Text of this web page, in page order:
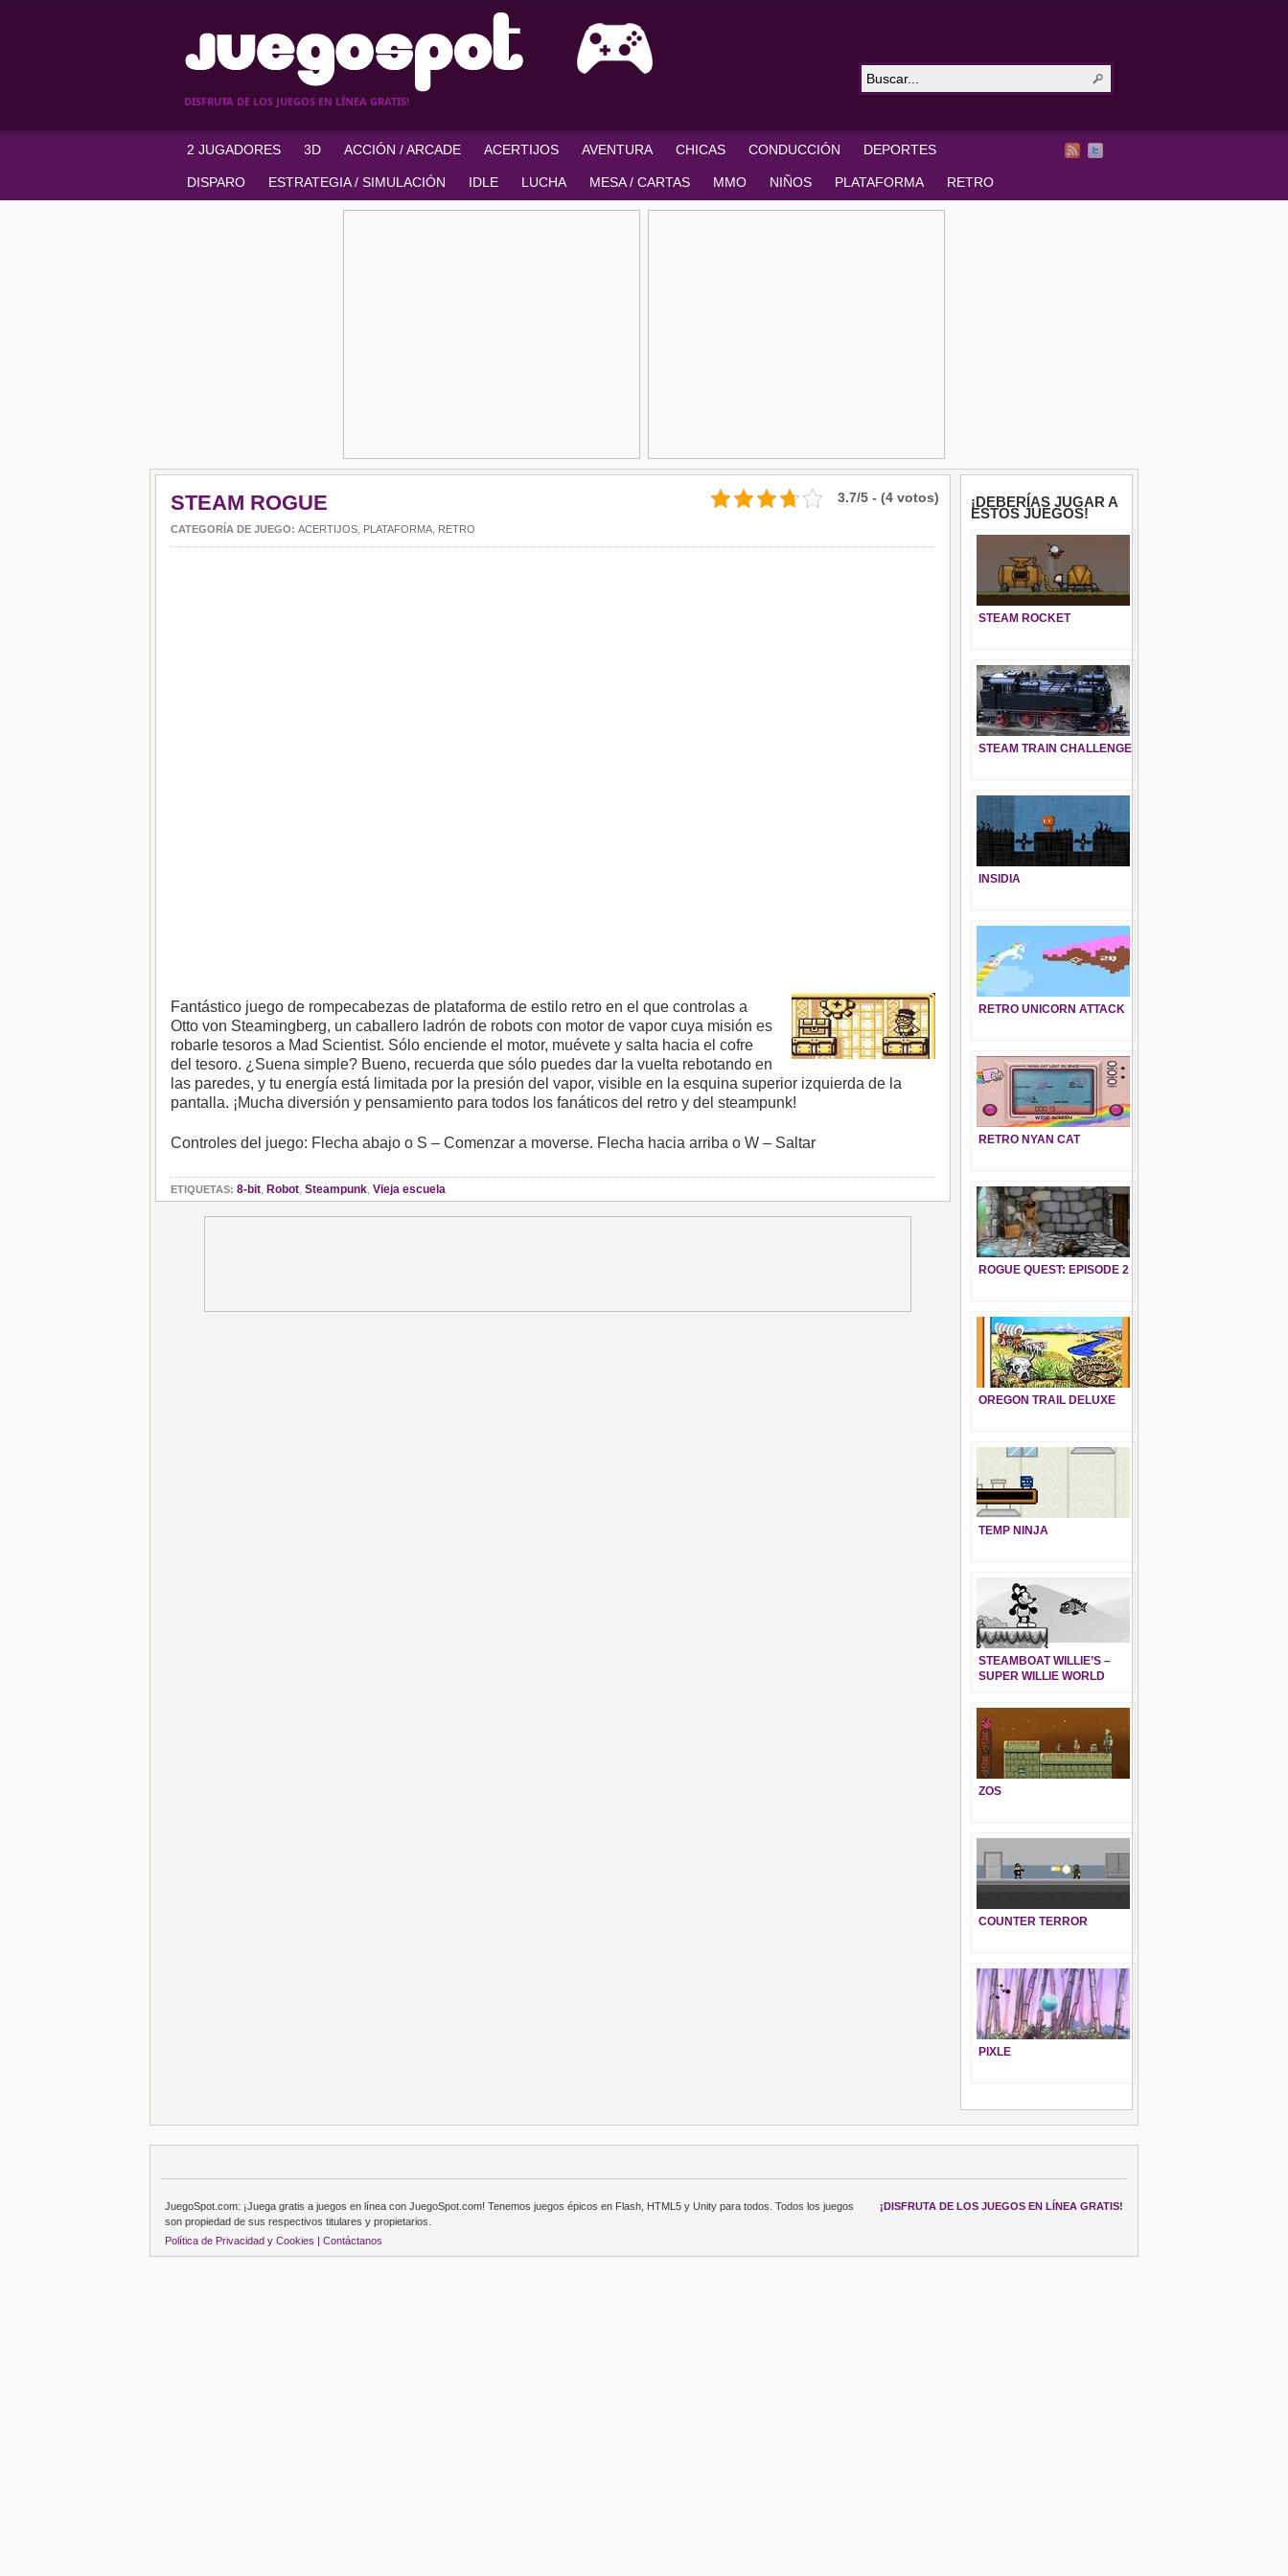
DISFRUTA DE LOS JUEGOS EN LÍNEA GRATIS!
2 JUGADORES 3D ACCIÓN / ARCADE ACERTIJOS AVENTURA CHICAS CONDUCCIÓN DEPORTES
DISPARO ESTRATEGIA / SIMULACIÓN IDLE LUCHA MESA / CARTAS MMO NIÑOS PLATAFORMA RETRO
3.7/5 - (4 votos)
STEAM ROGUE
CATEGORÍA DE JUEGO: ACERTIJOS PLATAFORMA RETRO
Fantástico juego de rompecabezas de plataforma de estilo retro en el que controlas a
Otto von Steamingberg, un caballero ladrón de robots con motor de vapor cuya misión es
robarle tesoros a Mad Scientist. Sólo enciende el motor, muévete y salta hacia el cofre
del tesoro. ¿Suena simple? Bueno, recuerda que sólo puedes dar la vuelta rebotando en
las paredes, y tu energía está limitada por la presión del vapor, visible en la esquina superior izquierda de la
pantalla. ¡Mucha diversión y pensamiento para todos los fanáticos del retro y del steampunk!
Controles del juego: Flecha abajo o S – Comenzar a moverse. Flecha hacia arriba o W – Saltar
ETIQUETAS: 8-bit, Robot, Steampunk, Vieja escuela
¡DEBERÍAS JUGAR A
ESTOS JUEGOS!
STEAM ROCKET
STEAM TRAIN CHALLENGE
INSIDIA
RETRO UNICORN ATTACK
RETRO NYAN CAT
ROGUE QUEST: EPISODE 2
OREGON TRAIL DELUXE
TEMP NINJA
STEAMBOAT WILLIE’S –
SUPER WILLIE WORLD
ZOS
COUNTER TERROR
PIXLE
¡DISFRUTA DE LOS JUEGOS EN LÍNEA GRATIS!
JuegoSpot.com: ¡Juega gratis a juegos en línea con JuegoSpot.com! Tenemos juegos épicos en Flash, HTML5 y Unity para todos. Todos los juegos
son propiedad de sus respectivos titulares y propietarios.
Política de Privacidad y Cookies | Contáctanos